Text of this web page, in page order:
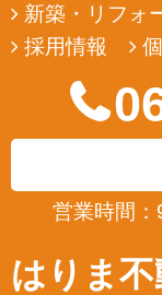
4. 個人情報の開
弊社は、ユーザ
当な理由のある
くは提供するこ
当な理由がない
くは漏洩される
弊社は、ユーザ
り、合理的な範
新築・リフォ
採用情報
営業時間
はりま